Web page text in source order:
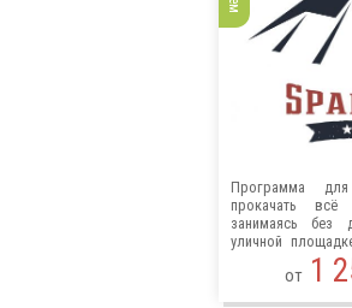
Программа
прокачать
занимаясь без
уличной
турник и вес
от1